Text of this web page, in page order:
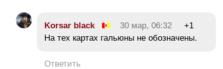
Korsar black 30 мар, 06:32
+1
На тех картах гальюны не обозначены.
Ответить